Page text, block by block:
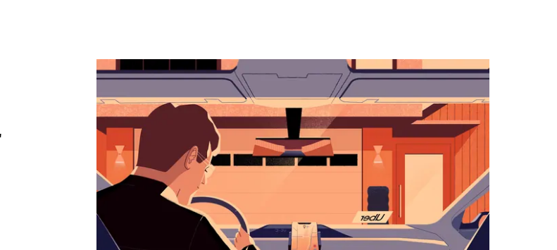
the
calendar
select
date.
Press
escape
button
to
close
the
calendar.